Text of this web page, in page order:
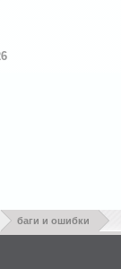
баги и ошибки